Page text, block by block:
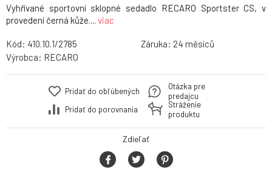
Vyhřívané sportovní sklopné sedadlo RECARO Sportster CS, v
provedení černá kůže.... viac
Kód: 410.10.1/2785 Záruka: 24
Výrobca: RECARO
Pridať do obľúbených
Pridať do porovnania
Otázka pre
predajcu
Stráženie
produktu
Zdieľať